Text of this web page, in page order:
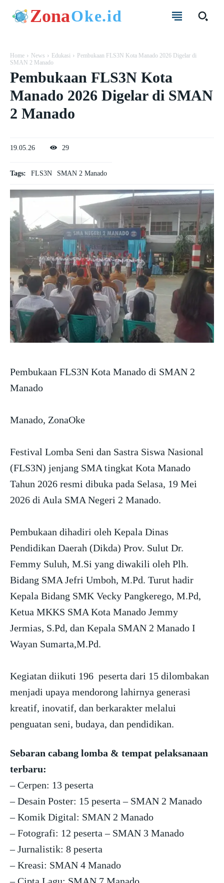
ZonaOke.id
Home News Edukasi
Pembukaan FLS3N Kota Manado 2026 Digelar di
SMAN 2 Manado
Pembukaan FLS3N Kota
Manado 2026 Digelar di SMAN
2 Manado
19.05.26 29
Tags: FLS3N SMAN 2 Manado
Pembukaan FLS3N Kota Manado di SMAN 2
Manado
Manado, ZonaOke
Festival Lomba Seni dan Sastra Siswa Nasional
(FLS3N) jenjang SMA tingkat Kota Manado
Tahun 2026 resmi dibuka pada Selasa, 19 Mei
2026 di Aula SMA Negeri 2 Manado.
Pembukaan dihadiri oleh Kepala Dinas
Pendidikan Daerah (Dikda) Prov. Sulut Dr.
Femmy Suluh, M.Si yang diwakili oleh Plh.
Bidang SMA Jefri Umboh, M.Pd. Turut hadir
Kepala Bidang SMK Vecky Pangkerego, M.Pd,
Ketua MKKS SMA Kota Manado Jemmy
Jermias, S.Pd, dan Kepala SMAN 2 Manado I
Wayan Sumarta,M.Pd.
Kegiatan diikuti 196 peserta dari 15 dilombakan
menjadi upaya mendorong lahirnya generasi
kreatif, inovatif, dan berkarakter melalui
penguatan seni, budaya, dan pendidikan.
Sebaran cabang lomba & tempat pelaksanaan
terbaru:
– Cerpen: 13 peserta
– Desain Poster: 15 peserta – SMAN 2 Manado
– Komik Digital: SMAN 2 Manado
– Fotografi: 12 peserta – SMAN 3 Manado
– Jurnalistik: 8 peserta
– Kreasi: SMAN 4 Manado